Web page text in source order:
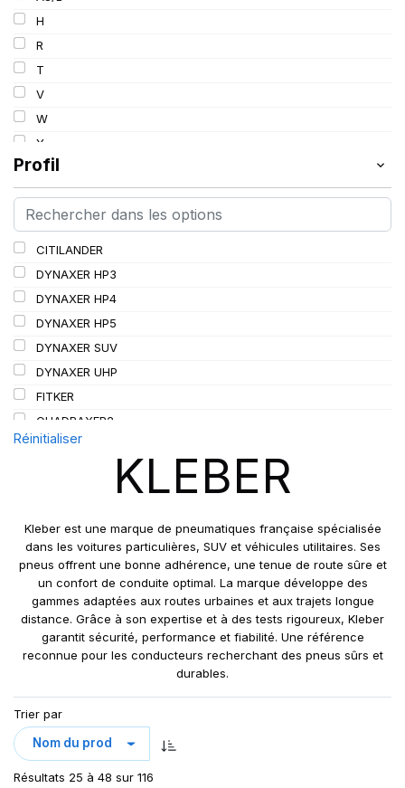
109/106
110/108
112A8/109B
114/111
115/113
116/113
116/114
127/127
144/141
H
R
T
V
W
Y
Profil
CITILANDER
DYNAXER HP3
DYNAXER HP4
DYNAXER HP5
DYNAXER SUV
DYNAXER UHP
FITKER
QUADRAXER2
SUP 8L
XL DYNAXER UHP
Réinitialiser
KLEBER
Kleber est une marque de pneumatiques française spécialisée
dans les voitures particulières, SUV et véhicules utilitaires. Ses
pneus offrent une bonne adhérence, une tenue de route sûre et
un confort de conduite optimal. La marque développe des
gammes adaptées aux routes urbaines et aux trajets longue
distance. Grâce à son expertise et à des tests rigoureux, Kleber
garantit sécurité, performance et fiabilité. Une référence
reconnue pour les conducteurs recherchant des pneus sûrs et
durables.
Trier par
Résultats 25 à 48 sur 116